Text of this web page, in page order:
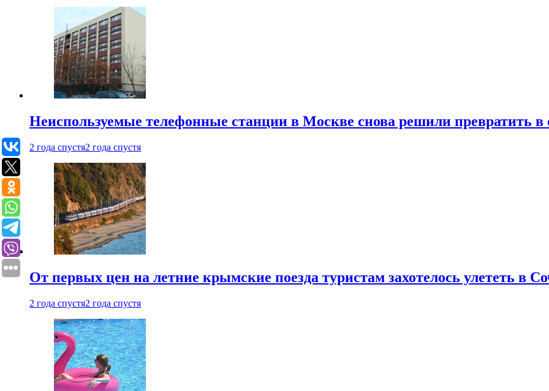
Неиспользуемые телефонные станции в Москве снова решили превратить в
2 года спустя2 года спустя
От первых цен на летние крымские поезда туристам захотелось улететь в
2 года спустя2 года спустя